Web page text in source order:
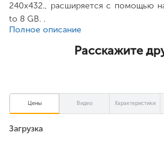
240x432., расширяется с помощью
to 8 GB. .
Полное описание
Расскажите
Цены Видео Характеристики
Загрузка